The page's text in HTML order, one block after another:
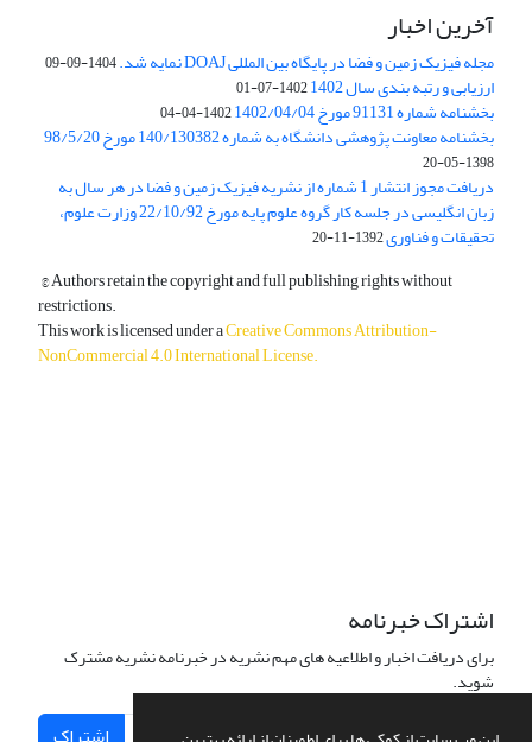
آخرین اخبار
مجله فیزیک زمین و فضا در پایگاه بین المللی DOAJ نمایه شد. 1404-09-09
ارزیابی و رتبه بندی سال 1402 1402-07-01
بخشنامه شماره 91131 مورخ 1402/04/04 1402-04-04
بخشنامه معاونت پژوهشی دانشگاه به شماره 140/130382 مورخ 98/5/20
1398-05-20
دریافت مجوز انتشار 1 شماره از نشریه فیزیک زمین و فضا در هر سال به
زبان انگلیسی در جلسه کار گروه علوم پایه مورخ 22/10/92 وزارت علوم،
تحقیقات و فناوری1392-11-20
© Authors retain the copyright and full publishing rights without
restrictions.
This work is licensed under aCreative Commons Attribution-
NonCommercial 4.0 International License.
اشتراک خبرنامه
برای دریافت اخبار و اطلاعیه های مهم نشریه در خبرنامه نشریه مشترک
شوید.